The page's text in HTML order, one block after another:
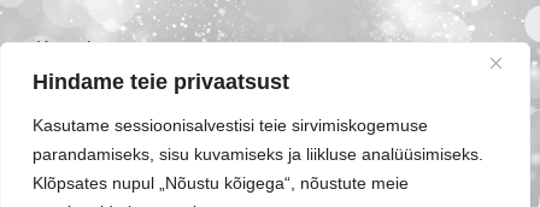
Hindame teie privaatsust
Kasutame sessioonisalvestisi teie sirvimiskogemuse
parandamiseks, sisu kuvamiseks ja liikluse analüüsimiseks.
Klõpsates nupul „Nõustu kõigega“, nõustute meie
Kontakt
(+372) 53 433 449
Energia tn 7, Jõgeva, Eesti